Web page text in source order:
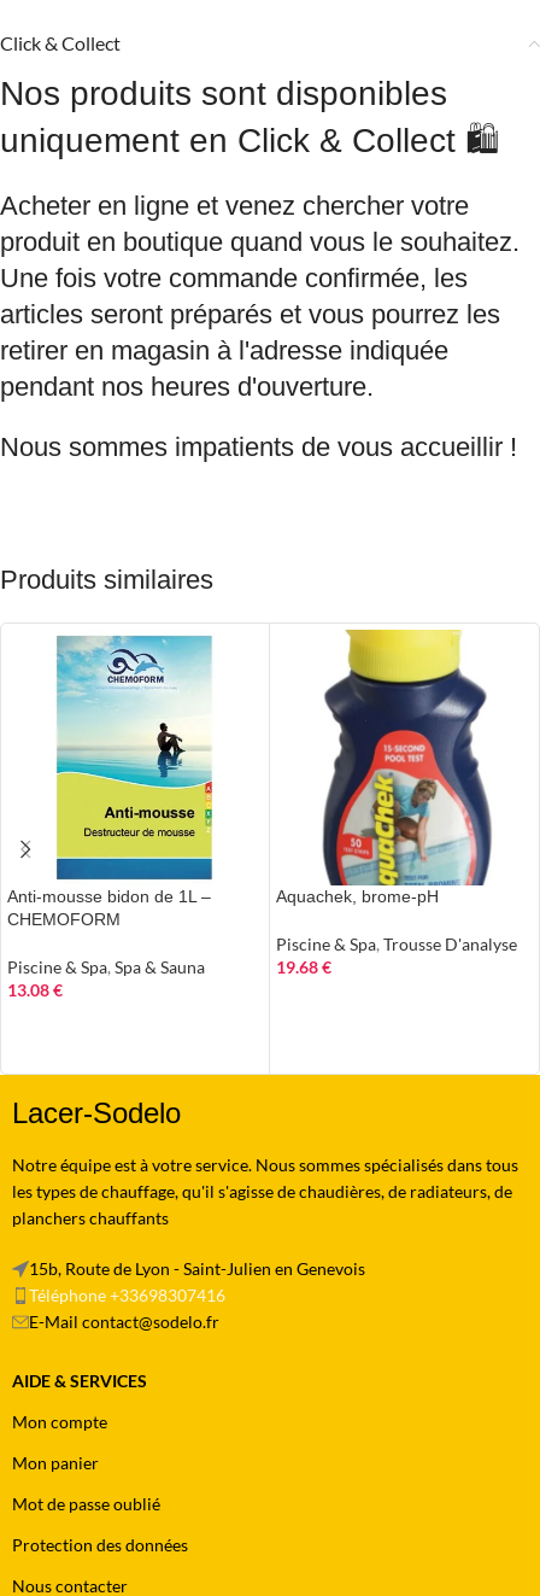
Click & Collect
Nos produits sont disponibles
uniquement en Click & Collect 🛍️
Acheter en ligne et venez chercher votre
produit en boutique quand vous le souhaitez.
Une fois votre commande confirmée, les
articles seront préparés et vous pourrez les
retirer en magasin à l'adresse indiquée
pendant nos heures d'ouverture.
Nous sommes impatients de vous accueillir !
Produits similaires
Anti-mousse bidon de 1L –
CHEMOFORM
Piscine & Spa, Spa & Sauna
13.08€
Aquachek, brome-pH
Piscine & Spa, Trousse D'analyse
19.68€
Lacer-Sodelo
Notre équipe est à votre service. Nous sommes spécialisés dans tous
les types de chauffage, qu'il s'agisse de chaudières, de radiateurs, de
planchers chauffants
15b, Route de Lyon - Saint-Julien en Genevois
Téléphone +33698307416
E-Mail contact@sodelo.fr
AIDE & SERVICES
Mon compte
Mon panier
Mot de passe oublié
Protection des données
Nous contacter